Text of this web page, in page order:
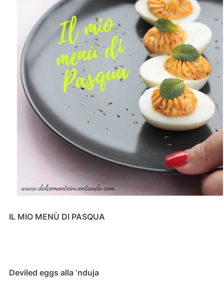
IL MIO MENÙ DI PASQUA
Deviled eggs alla ‘nduja